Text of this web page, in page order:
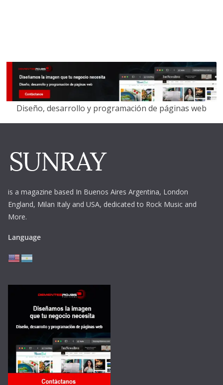
Diseño, desarrollo y programación de páginas web
is a magazine based In Buenos Aires Argentina, London
England, Milan Italy and USA, dedicated to Rock Music and
More.
Language